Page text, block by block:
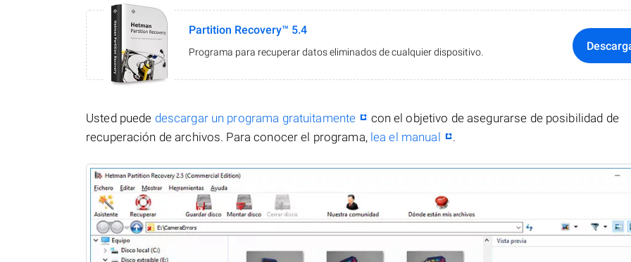
Partition Recovery™ 5.4
Programa para recuperar datos eliminados de cualquier dispositivo.
Usted puede descargar un programa gratuitamente
con el objetivo de asegurarse de posibilidad de
recuperación de archivos. Para conocer el programa, lea el manual .